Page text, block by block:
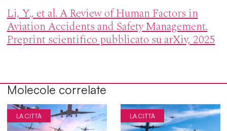
Li, Y., et al. A Review of Human Factors in
Aviation Accidents and Safety Management.
Preprint scientifico pubblicato su arXiv, 2025
Molecole correlate
LA CITTÀ LA CITTÀ